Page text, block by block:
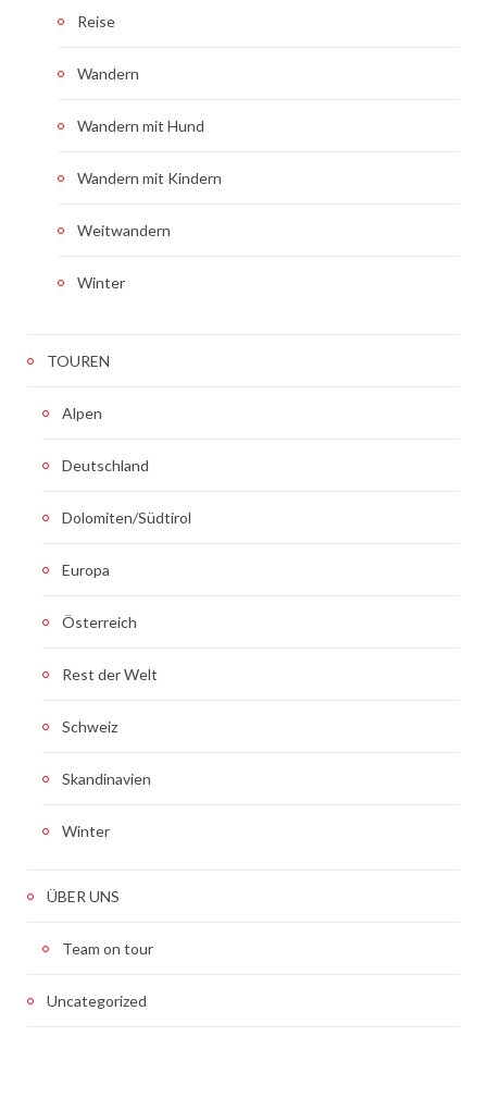
Reise
Wandern
Wandern mit Hund
Wandern mit Kindern
Weitwandern
Winter
TOUREN
Alpen
Deutschland
Dolomiten/Südtirol
Europa
Österreich
Rest der Welt
Schweiz
Skandinavien
Winter
ÜBER UNS
Team on tour
Uncategorized